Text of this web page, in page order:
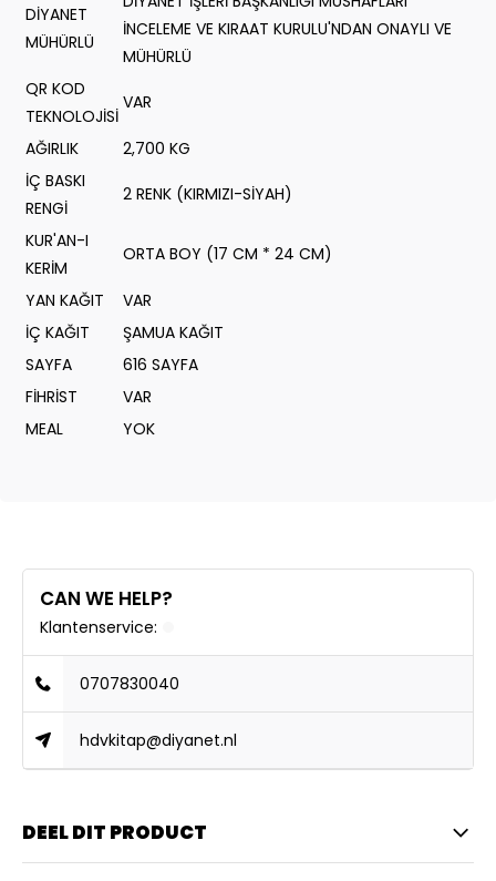
DİYANET
MÜHÜRLÜ
İNCELEME VE KIRAAT KURULU'NDAN ONAYLI VE
MÜHÜRLÜ
QR KOD
TEKNOLOJİSİ
VAR
AĞIRLIK
2,700 KG
İÇ BASKI
RENGİ
2 RENK (KIRMIZI-SİYAH)
KUR'AN-I
KERİM
ORTA BOY (17 CM * 24 CM)
YAN KAĞIT
VAR
İÇ KAĞIT
ŞAMUA KAĞIT
SAYFA
616 SAYFA
FİHRİST
VAR
MEAL
YOK
CAN WE HELP?
Klantenservice:
0707830040
hdvkitap@diyanet.nl
DEEL DIT PRODUCT